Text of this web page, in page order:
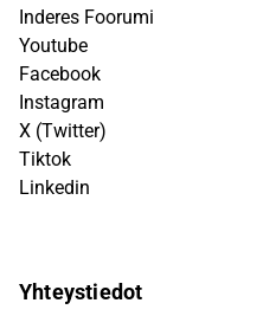
Inderes Foorumi
Youtube
Facebook
Instagram
X (Twitter)
Tiktok
Linkedin
Yhteystiedot